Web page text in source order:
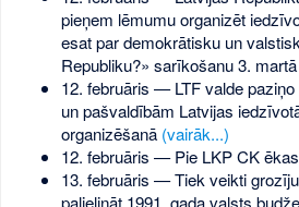
pieņem lēmumu organizēt
esat par demokrātisku un
Republiku?» sarīkošanu 3. martā
12. februāris — LTF valde
un pašvaldībām Latvijas
organizēšanā (vairāk...)
12. februāris — Pie LKP CK
13. februāris — Tiek veikti
palielināt 1991. gada valsts